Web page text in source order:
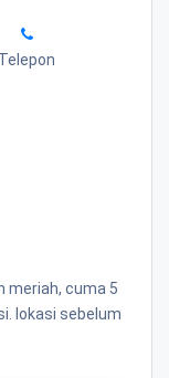
Telepon
meriah, cuma 5
lokasi sebelum